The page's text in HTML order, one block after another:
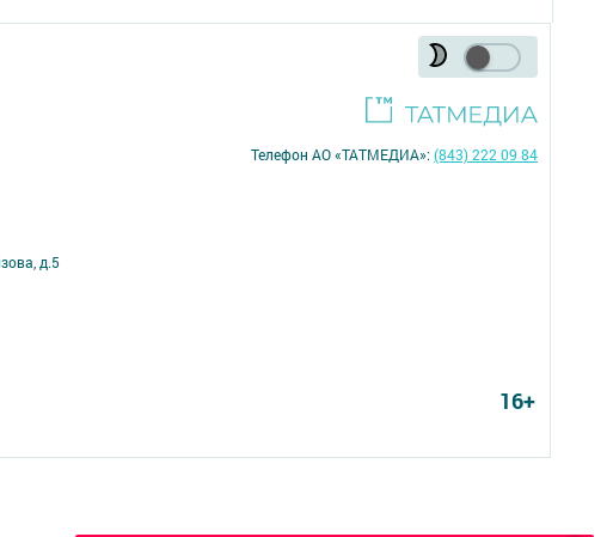
д.5
Телефон АО «ТАТМЕДИА»:(843) 222 09 84
16+